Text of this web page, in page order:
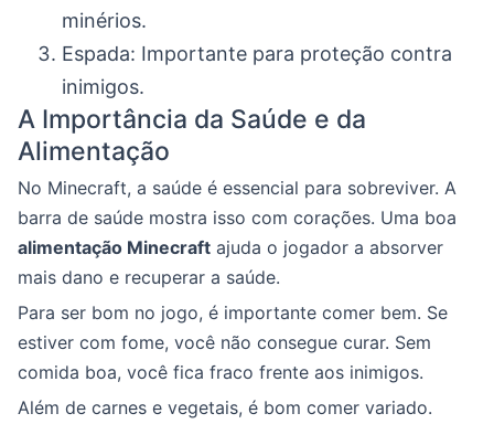
minérios.
Espada: Importante para proteção contra
inimigos.
A Importância da Saúde e da
Alimentação
No Minecraft, a saúde é essencial para sobreviver. A
barra de saúde mostra isso com corações. Uma boa
alimentação Minecraft ajuda o jogador a absorver
mais dano e recuperar a saúde.
Para ser bom no jogo, é importante comer bem. Se
estiver com fome, você não consegue curar. Sem
comida boa, você fica fraco frente aos inimigos.
Além de carnes e vegetais, é bom comer variado.